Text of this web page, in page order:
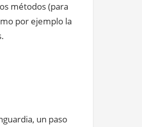
métodos (para
por ejemplo la
un paso